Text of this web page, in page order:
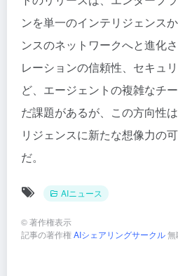
ンを単一のインテリジェンス
ンスのネットワークへと進化
レーションの信頼性、セキュ
ど、エージェントの複雑なチ
だ課題があるが、この方向性
リジェンスに新たな想像力の
だ。
AIニュース
©著作権表示
記事の著作権AIシェアリングサークル無